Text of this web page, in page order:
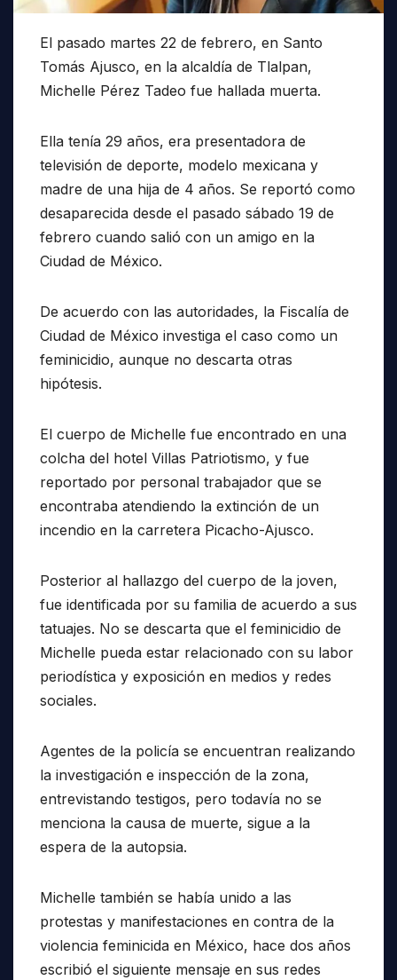
El pasado martes 22 de febrero, en Santo
Tomás Ajusco, en la alcaldía de Tlalpan,
Michelle Pérez Tadeo fue hallada muerta.
Ella tenía 29 años, era presentadora de
televisión de deporte, modelo mexicana y
madre de una hija de 4 años. Se reportó como
desaparecida desde el pasado sábado 19 de
febrero cuando salió con un amigo en la
Ciudad de México.
De acuerdo con las autoridades, la Fiscalía de
Ciudad de México investiga el caso como un
feminicidio, aunque no descarta otras
hipótesis.
El cuerpo de Michelle fue encontrado en una
colcha del hotel Villas Patriotismo, y fue
reportado por personal trabajador que se
encontraba atendiendo la extinción de un
incendio en la carretera Picacho-Ajusco.
Posterior al hallazgo del cuerpo de la joven,
fue identificada por su familia de acuerdo a sus
tatuajes. No se descarta que el feminicidio de
Michelle pueda estar relacionado con su labor
periodística y exposición en medios y redes
sociales.
Agentes de la policía se encuentran realizando
la investigación e inspección de la zona,
entrevistando testigos, pero todavía no se
menciona la causa de muerte, sigue a la
espera de la autopsia.
Michelle también se había unido a las
protestas y manifestaciones en contra de la
violencia feminicida en México, hace dos años
escribió el siguiente mensaje en sus redes